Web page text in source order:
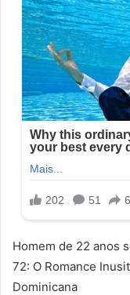
Homem de 22 anos
72: O Romance
Dominicana